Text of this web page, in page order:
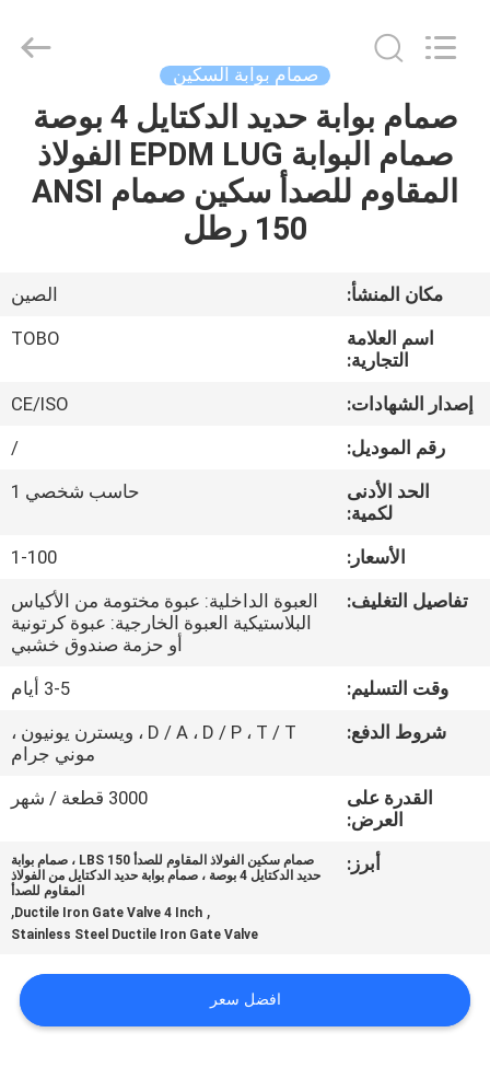
الصفحة
الرئيسية
معلومات
جولة
المعمل
مراقبة
الجودة
اقتباس
valve.com.
Reserved.
صمام بوابة السكين
صمام بوابة حديد الدكتايل 4 بوصة
صمام البوابة EPDM LUG الفولاذ
المقاوم للصدأ سكين صمام ANSI
150 رطل
مكان المنشأ:
الصين
اسم العلامة
التجارية:
TOBO
إصدار الشهادات:
CE/ISO
رقم الموديل:
/
الحد الأدنى
لكمية:
حاسب شخصي 1
الأسعار:
1-100
تفاصيل التغليف:
العبوة الداخلية: عبوة مختومة من الأكياس
البلاستيكية العبوة الخارجية: عبوة كرتونية
أو حزمة صندوق خشبي
وقت التسليم:
3-5 أيام
شروط الدفع:
D / A ، D / P ، T / T ، ويسترن يونيون ،
موني جرام
القدرة على
العرض:
3000 قطعة / شهر
أبرز:
صمام سكين الفولاذ المقاوم للصدأ 150 LBS ، صمام بوابة
حديد الدكتايل 4 بوصة ، صمام بوابة حديد الدكتايل من الفولاذ
المقاوم للصدأ
,
Ductile Iron Gate Valve 4 Inch
,
Stainless Steel Ductile Iron Gate Valve
افضل سعر